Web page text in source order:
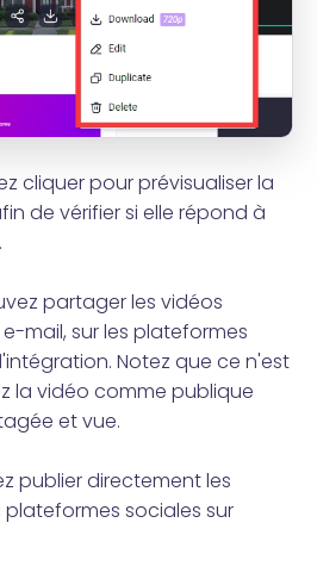
cliquer pour prévisualiser la
de vérifier si elle répond à
partager les vidéos
mail, sur les plateformes
Notez que ce n'est
la vidéo comme publique
et vue.
publier directement les
plateformes sociales sur